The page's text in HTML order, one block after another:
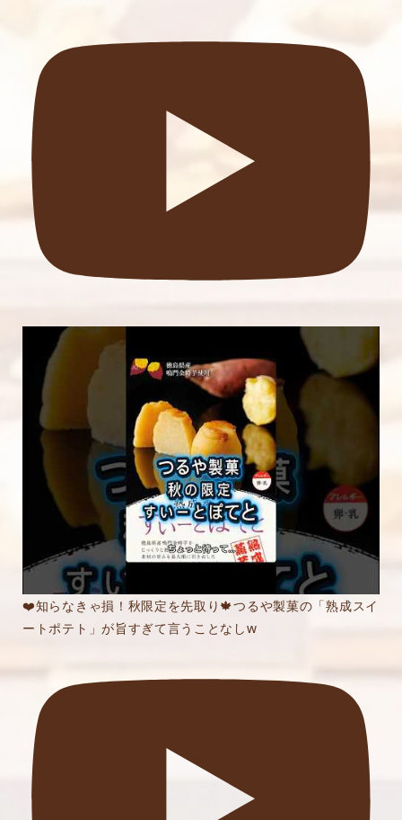
❤️知らなきゃ損！秋限定を先取り🍁つるや製菓の「熟成スイ
ートポテト」が旨すぎて言うことなしw